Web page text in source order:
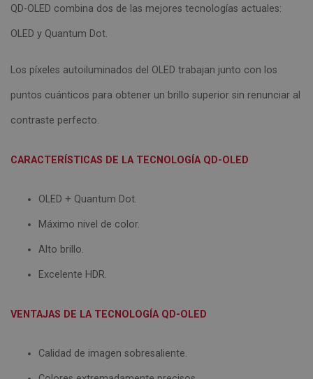
QD-OLED combina dos de las mejores tecnologías actuales:
OLED y Quantum Dot.
Los píxeles autoiluminados del OLED trabajan junto con los
puntos cuánticos para obtener un brillo superior sin renunciar al
contraste perfecto.
CARACTERÍSTICAS DE LA TECNOLOGÍA QD-OLED
OLED + Quantum Dot.
Máximo nivel de color.
Alto brillo.
Excelente HDR.
VENTAJAS DE LA TECNOLOGÍA QD-OLED
Calidad de imagen sobresaliente.